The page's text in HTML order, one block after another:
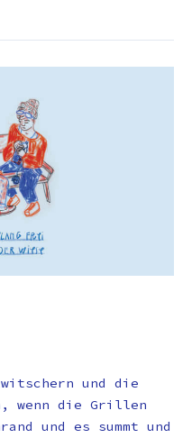
und die
wenn die Grillen
und es summt und